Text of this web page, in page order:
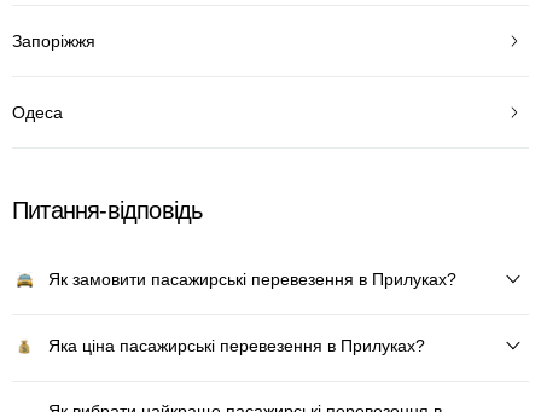
Запоріжжя
Одеса
Питання-відповідь
Як замовити пасажирські перевезення в Прилуках?
Яка ціна пасажирські перевезення в Прилуках?